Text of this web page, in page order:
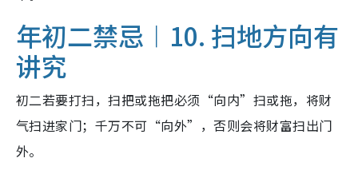
年初二禁忌︱10. 扫地方向有
讲究
初二若要打扫，扫把或拖把必须“向内”扫或拖，将财
气扫进家门；千万不可“向外”，否则会将财富扫出门
外。